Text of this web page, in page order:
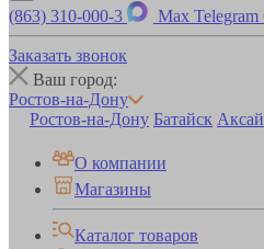
(863) 310-000-3 Max Telegram
Заказать звонок
Ваш город:
Ростов-на-Дону
Ростов-на-Дону Батайск Аксай
О компании
Магазины
Каталог товаров